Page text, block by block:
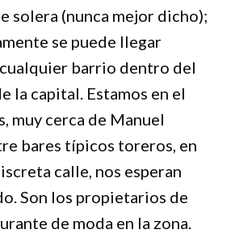
solera (nunca mejor dicho);
se puede llegar
barrio dentro del
la capital. Estamos en el
muy cerca de Manuel
bares típicos toreros, en
calle, nos esperan
Son los propietarios de
de moda en la zona.